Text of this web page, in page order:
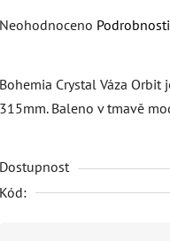
Průměrné
je
0,0
5
hvězdiček.
Neohodnoceno
Bohemia Crystal Váza
315mm. Baleno v tmavě
Dostupnost
Kód: